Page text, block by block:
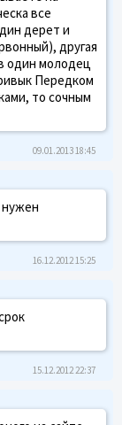
все
дерет и
другая
один молодец
Передком
то сочным
09.01.2013 18:45
16.12.2012 15:25
15.12.2012 22:37